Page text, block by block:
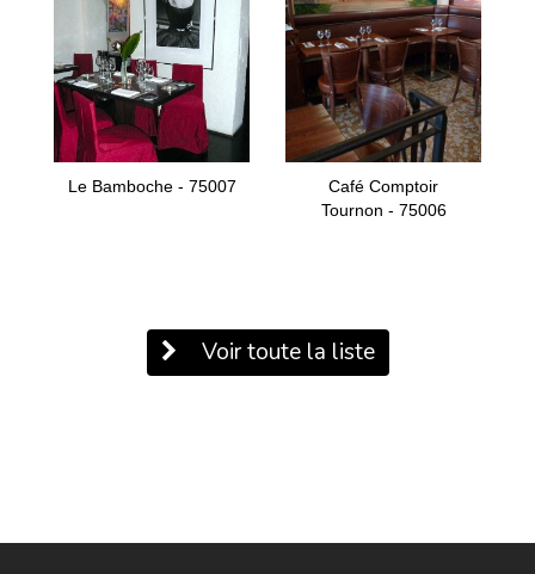
Le Bamboche - 75007
Café Comptoir
Tournon - 75006
Voir toute la liste